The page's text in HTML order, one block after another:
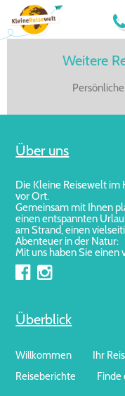
Weitere
Über uns
Die Kleine Reisewelt im
vor Ort.
Gemeinsam mit Ihnen
einen entspannten
am Strand, einen
Abenteuer in der Natur:
Mit uns haben Sie einen
Überblick
Willkommen Ihr
Reiseberichte
Finde